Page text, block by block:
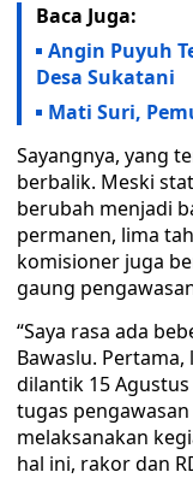
Baca Juga:
Angin Puyuh
Desa Sukatani
Mati Suri,
Sayangnya, yang
berbalik. Meski
berubah menjadi
permanen, lima
komisioner juga
gaung
“Saya rasa ada
Bawaslu.
dilantik 15
tugas
melaksanakan
hal ini, rakor dan